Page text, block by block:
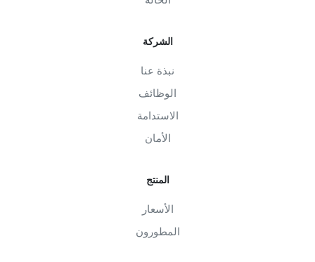
الشركة
نبذة عنا
الوظائف
الاستدامة
الأمان
المنتج
الأسعار
المطورون